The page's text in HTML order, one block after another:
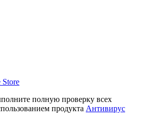
Store
полную проверку всех
продукта Антивирус